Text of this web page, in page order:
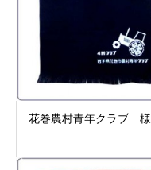
花巻農村青年クラブ 様